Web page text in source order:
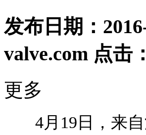
发布日期：
valve.com 点击：
更多
4月19日，来自